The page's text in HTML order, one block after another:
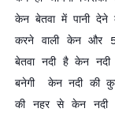
केन बेतवा में पानी देने
करने वाली केन और
बेतवा नदी है केन
बनेगी केन नदी की
की नहर से केन नदी